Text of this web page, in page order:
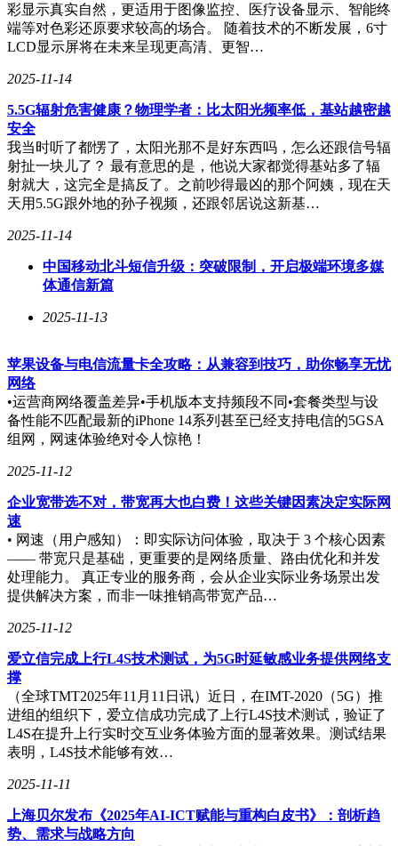
预防胜于治疗，建议用户建立三级备份体系：开启系统云同
步、定期导出至电脑、重要号码单独加密存储。当遭遇数据丢
失时，优先尝试系统自带功能，再逐步使用专业工具，最后考
虑社交平台检索。掌握这些技巧后，通讯录危机将彻底成为过
彩显示真实自然，更适用于图像监控、医疗设备显示、智能终
端等对色彩还原要求较高的场合。 随着技术的不断发展，6寸
LCD显示屏将在未来呈现更高清、更智…
2025-11-14
5.5G辐射危害健康？物理学者：比太阳光频率低，基站越密越
安全
我当时听了都愣了，太阳光那不是好东西吗，怎么还跟信号辐
射扯一块儿了？ 最有意思的是，他说大家都觉得基站多了辐
射就大，这完全是搞反了。之前吵得最凶的那个阿姨，现在天
天用5.5G跟外地的孙子视频，还跟邻居说这新基…
2025-11-14
中国移动北斗短信升级：突破限制，开启极端环境多媒
体通信新篇
2025-11-13
苹果设备与电信流量卡全攻略：从兼容到技巧，助你畅享无忧
网络
•运营商网络覆盖差异•手机版本支持频段不同•套餐类型与设
备性能不匹配最新的iPhone 14系列甚至已经支持电信的5GSA
组网，网速体验绝对令人惊艳！
2025-11-12
企业宽带选不对，带宽再大也白费！这些关键因素决定实际网
速
• 网速（用户感知）：即实际访问体验，取决于 3 个核心因素
—— 带宽只是基础，更重要的是网络质量、路由优化和并发
处理能力。 真正专业的服务商，会从企业实际业务场景出发
提供解决方案，而非一味推销高带宽产品…
2025-11-12
爱立信完成上行L4S技术测试，为5G时延敏感业务提供网络支
撑
（全球TMT2025年11月11日讯）近日，在IMT-2020（5G）推
进组的组织下，爱立信成功完成了上行L4S技术测试，验证了
L4S在提升上行实时交互业务体验方面的显著效果。测试结果
表明，L4S技术能够有效…
2025-11-11
上海贝尔发布《2025年AI-ICT赋能与重构白皮书》：剖析趋
势、需求与战略方向